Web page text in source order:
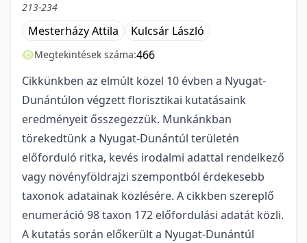
213-234
Mesterházy Attila Kulcsár László
Megtekintések száma:466
Cikkünkben az elmúlt közel 10 évben a Nyugat-
Dunántúlon végzett florisztikai kutatásaink
eredményeit ősszegezzük. Munkánkban
törekedtünk a Nyugat-Dunántúl területén
előforduló ritka, kevés irodalmi adattal rendelkező
vagy növényföldrajzi szempontból érdekesebb
taxonok adatainak közlésére. A cikkben szereplő
enumeráció 98 taxon 172 előfordulási adatát közli.
A kutatás során előkerült a Nyugat-Dunántúl